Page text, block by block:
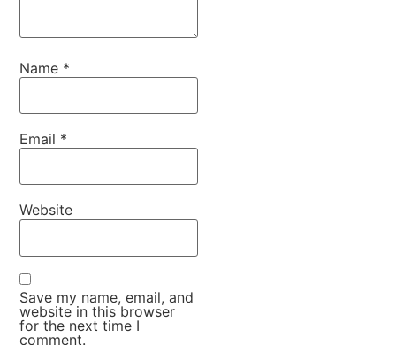
Name *
Email *
Website
Save my name, email, and
website in this browser
for the next time I
comment.